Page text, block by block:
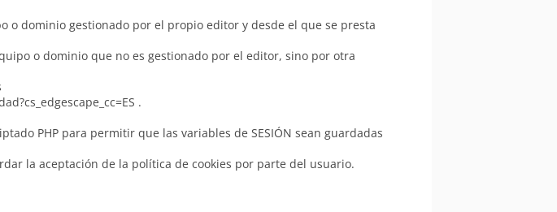
dominio gestionado por el propio editor y desde el que se presta
o dominio que no es gestionado por el editor, sino por otra
.
PHP para permitir que las variables de SESIÓN sean guardadas
la aceptación de la política de cookies por parte del usuario.